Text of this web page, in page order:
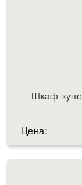
Шкаф-
Цена: